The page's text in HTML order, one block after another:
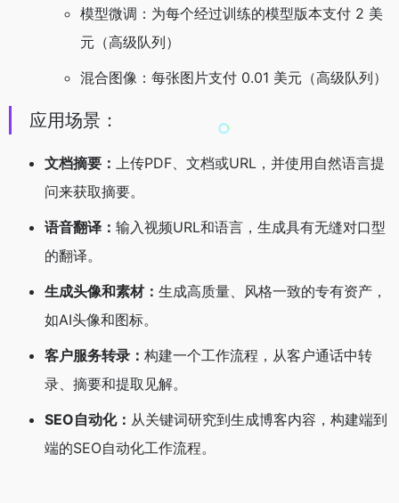
模型微调：为每个经过训练的模型版本支付 2 美
元（高级队列）
混合图像：每张图片支付 0.01 美元（高级队列）
应用场景：
文档摘要： 上传PDF、文档或URL，并使用自然语言提
问来获取摘要。
语音翻译： 输入视频URL和语言，生成具有无缝对口型
的翻译。
生成头像和素材： 生成高质量、风格一致的专有资产，
如AI头像和图标。
客户服务转录： 构建一个工作流程，从客户通话中转
录、摘要和提取见解。
SEO自动化： 从关键词研究到生成博客内容，构建端到
端的SEO自动化工作流程。